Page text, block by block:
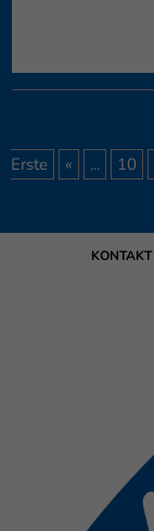
Erste
« ... 10
KONTAKT